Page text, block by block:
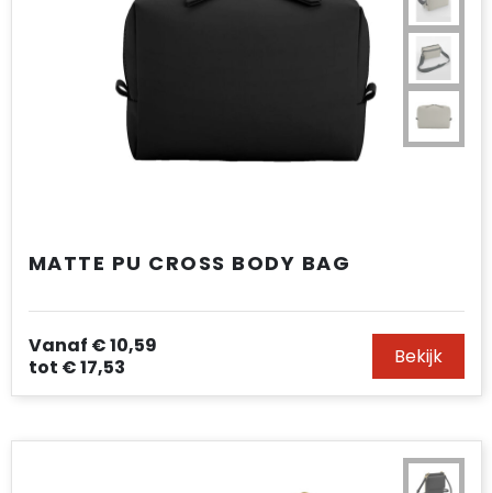
MATTE PU CROSS BODY BAG
Vanaf € 10,59
tot € 17,53 Bekijk